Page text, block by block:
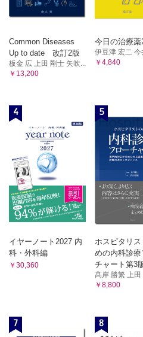
B 悪性腫瘍
1．血管肉腫 久岡正典，岩間祐基
5 血管周皮細胞性腫瘍
A 良性腫瘍・中間型
1．グロームス腫瘍 久岡正典，
2．血管平滑筋腫 岩村隆二・松山
平滑筋肉腫（炎症型平滑筋肉腫
7 横紋筋性腫瘍
A 悪性腫瘍
横紋筋肉腫（胎児型横紋筋肉腫・
腫・紡錘形細胞型横紋筋肉腫
8 軟骨および骨形成性腫瘍
A 悪性腫瘍
骨外性骨肉腫 久岡正典，岩間祐
9末梢神経腫瘍
A 良性腫瘍
1．神経鞘腫 小田義直，神島
3．顆粒細胞腫 綾田善行・山元
B 悪性腫瘍
悪性末梢神経鞘腫 綾田善行・山
3．血管周囲類上皮細胞腫瘍（
4．骨内脂肪腫 小田義直，髙
2．未分化多形肉腫 石田 剛
3．骨平滑筋肉腫 小田義直，
8 骨造血系腫瘍（hematopoietic
3．Langerhans細胞組織球症
輝
9 その他
1．骨Paget病 田宮貞史，福
2．骨内ガングリオン 小田義
第3章 軟部腫瘍
1 脂肪性腫瘍
A 良性腫瘍
1．脂肪腫 久岡正典，福田健
3．血管脂肪腫 毛利太郎，栗
B 中間型（局所侵襲性）＆悪性
1．異型脂肪腫様腫瘍/高分化
4．多形型脂肪肉腫 岩崎 健，
Common Diseases
Up to date 改訂2版
板金 広 上田 剛士 矢吹...
￥13,200
今日の治療薬
伊豆津 宏二 今
￥4,840
4
イヤーノート2027 内
科・外科編
￥30,360
5
ホスピタリス
めの内科診療
チャート第3
髙岸 勝繁 上田
￥8,800
7 8